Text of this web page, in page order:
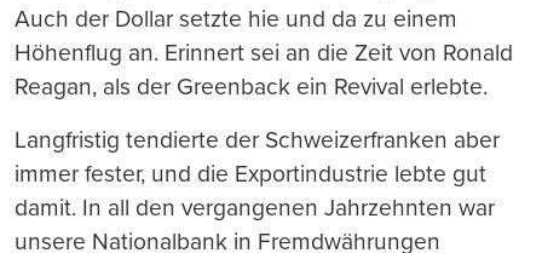
Auch der Dollar setzte hie und da zu einem
Höhenflug an. Erinnert sei an die Zeit von Ronald
Reagan, als der Greenback ein Revival erlebte.
Langfristig tendierte der Schweizerfranken aber
immer fester, und die Exportindustrie lebte gut
damit. In all den vergangenen Jahrzehnten war
unsere Nationalbank in Fremdwährungen